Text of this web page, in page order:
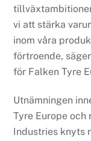
vi att stärka
inom våra
förtroende,
för Falken Tyre
Utnämningen
Tyre Europe
Industries knyts